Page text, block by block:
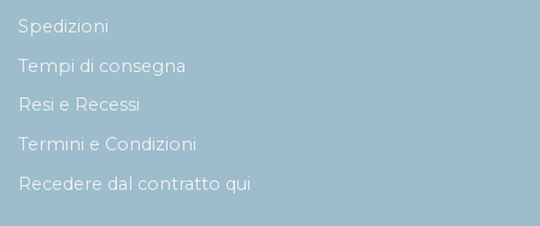
Spedizioni
Tempi di consegna
Resi e Recessi
Termini e Condizioni
Recedere dal contratto qui